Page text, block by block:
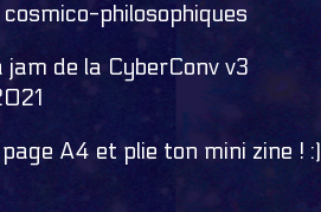
philosophiques
de la CyberConv v3
A4 et plie ton mini zine ! :)